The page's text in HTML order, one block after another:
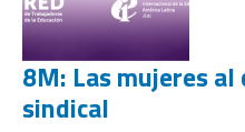
8M: Las mujeres
sindical